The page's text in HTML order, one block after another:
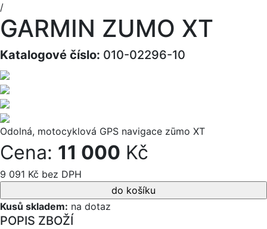
/
GARMIN ZUMO XT
Katalogové číslo: 010-02296-10
Odolná, motocyklová GPS navigace zūmo XT
Cena: 11 000 Kč
9 091 Kč bez DPH
Kusů skladem: na dotaz
POPIS ZBOŽÍ